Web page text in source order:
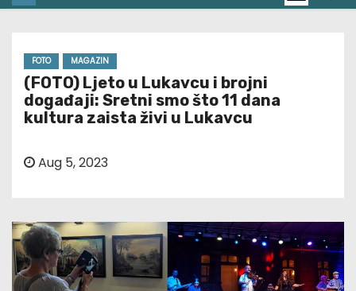
FOTO MAGAZIN
(FOTO) Ljeto u Lukavcu i brojni
događaji: Sretni smo što 11 dana
kultura zaista živi u Lukavcu
Aug 5, 2023